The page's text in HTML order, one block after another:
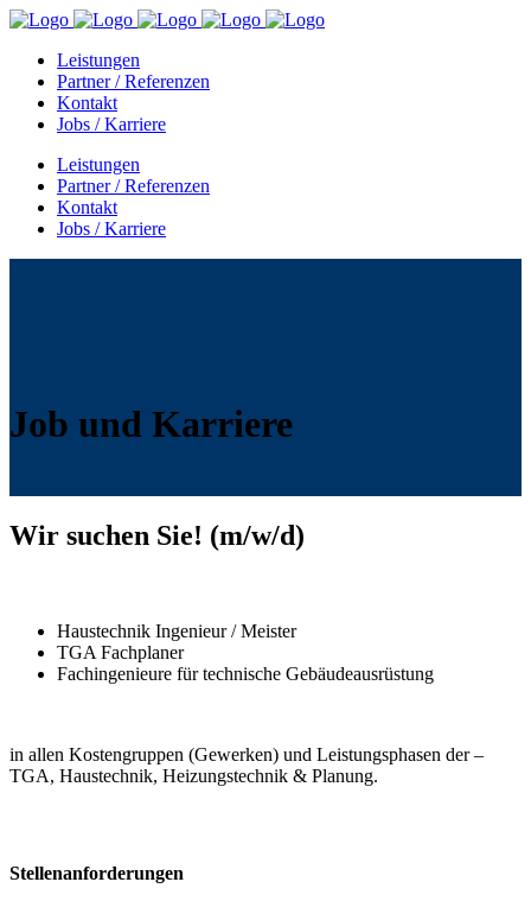
Leistungen
Partner / Referenzen
Kontakt
Jobs / Karriere
Leistungen
Partner / Referenzen
Kontakt
Jobs / Karriere
Job und Karriere
Wir suchen Sie! (m/w/d)
Haustechnik Ingenieur / Meister
TGA Fachplaner
Fachingenieure für technische Gebäudeausrüstung
in allen Kostengruppen (Gewerken) und Leistungsphasen der –
TGA, Haustechnik, Heizungstechnik & Planung.
Stellenanforderungen